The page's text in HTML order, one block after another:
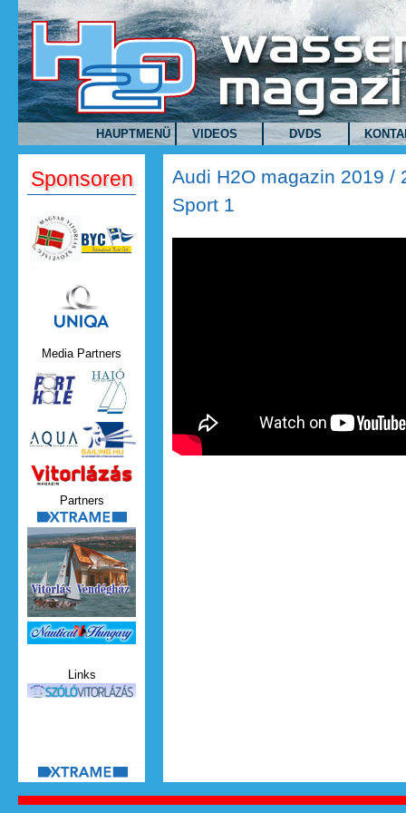
Direkt zum Inhalt
HAUPTMENÜ VIDEOS DVDS
Audi H2O magazin 2019 /
Sport 1
Sponsoren
Uniqa.png
Media Partners
Vitorlazas_magazin.jpg
Partners
xtrame.png
Nauticat.jpg
Links
szolo_vitorlazas.jpg